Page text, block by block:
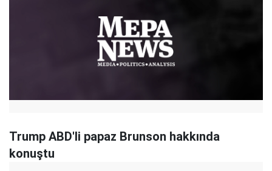
Trump ABD'li papaz Brunson hakkında
konuştu